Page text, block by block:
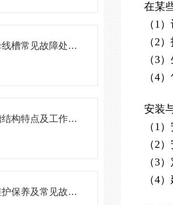
高压隔相封闭母线槽常见故障处理方案
高压共箱母线槽结构特点及工作原理
插接式母线槽维护保养及常见故障处理指南
在某
（1
（2
（3
（4
安装
（1
（2
（3
（4